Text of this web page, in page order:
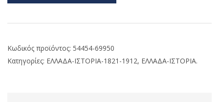
Κωδικός προϊόντος: 54454-69950
Κατηγορίες: ΕΛΛΑΔΑ-ΙΣΤΟΡΙΑ-1821-1912, ΕΛΛΑΔΑ-ΙΣΤΟΡΙΑ.